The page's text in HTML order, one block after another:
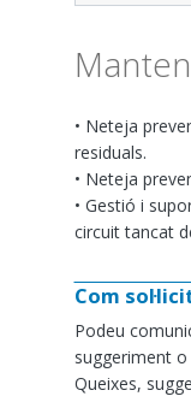
• Neteja
residuals.
• Neteja
• Gestió i
circuit tancat
Com
Podeu
suggeriment
Queixes,